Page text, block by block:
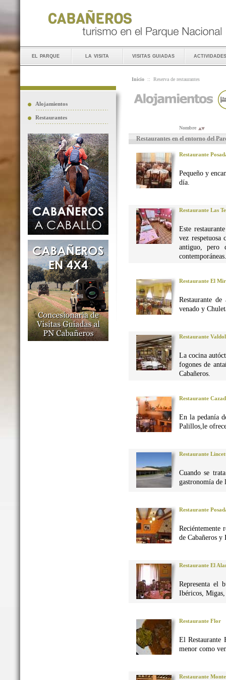
el parque la visita visitas guiadas actividades
Alojamientos
Restaurantes
Inicio :: Reserva de restaurantes
Nombre
Restaurantes en el entorno del
Restaurante
Pequeño y
día.
Restaurante Las
Este
vez
antiguo, pero
contemporáneas.
Restaurante El
Restaurante
venado y
Restaurante
La cocina
fogones de
Cabañeros.
Restaurante
En la pedanía
Palillos,le
Restaurante
Cuando se
gastronomía de
Restaurante
Reciéntemente
de Cabañeros y
Restaurante El
Representa el
Ibéricos, Migas,
Restaurante Flor
El Restaurante
menor como
Restaurante